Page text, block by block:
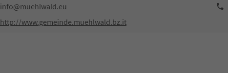
info@muehlwald.eu
http://www.gemeinde.muehlwald.bz.it